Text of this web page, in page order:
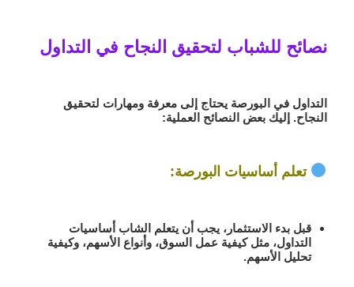
نصائح للشباب لتحقيق النجاح في التداول
التداول في البورصة يحتاج إلىمعرفة ومهارات لتحقيق
النجاح. إليك بعض النصائح العملية:
تعلم أساسيات البورصة:
قبل بدء الاستثمار، يجب أن يتعلم الشاب أساسيات
التداول، مثل كيفية عمل السوق، وأنواع الأسهم، وكيفية
تحليل الأسهم.